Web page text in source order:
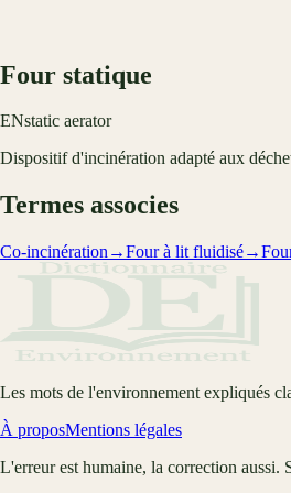
Four statique
ENstatic aerator
Dispositif d'incinération adapté aux
Termes associes
Co-incinération →Four à lit fluidisé→
Les mots de l'environnement expliqués
À proposMentions légales
L'erreur est humaine, la correction aussi.